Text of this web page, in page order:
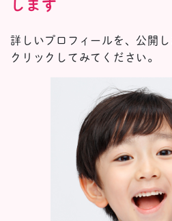
します
詳しいプロフィールを、公開
クリックしてみてください。